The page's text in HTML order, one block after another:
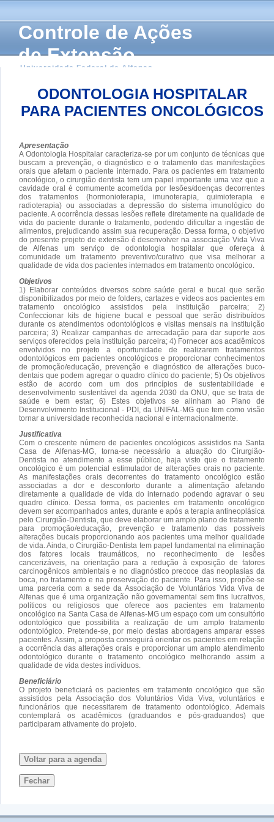
Controle de Ações
de Extensão
Universidade Federal de Alfenas
ODONTOLOGIA HOSPITALAR
PARA PACIENTES ONCOLÓGICOS
Apresentação
A Odontologia Hospitalar caracteriza-se por um conjunto de técnicas que
buscam a prevenção, o diagnóstico e o tratamento das manifestações
orais que afetam o paciente internado. Para os pacientes em tratamento
oncológico, o cirurgião dentista tem um papel importante uma vez que a
cavidade oral é comumente acometida por lesões/doenças decorrentes
dos tratamentos (hormonioterapia, imunoterapia, quimioterapia e
radioterapia) ou associadas a depressão do sistema imunológico do
paciente. A ocorrência dessas lesões reflete diretamente na qualidade de
vida do paciente durante o tratamento, podendo dificultar a ingestão de
alimentos, prejudicando assim sua recuperação. Dessa forma, o objetivo
do presente projeto de extensão é desenvolver na associação Vida Viva
de Alfenas um serviço de odontologia hospitalar que ofereça à
comunidade um tratamento preventivo/curativo que visa melhorar a
qualidade de vida dos pacientes internados em tratamento oncológico.
Objetivos
1) Elaborar conteúdos diversos sobre saúde geral e bucal que serão
disponibilizados por meio de folders, cartazes e vídeos aos pacientes em
tratamento oncológico assistidos pela instituição parceira; 2)
Confeccionar kits de higiene bucal e pessoal que serão distribuídos
durante os atendimentos odontológicos e visitas mensais na instituição
parceira; 3) Realizar campanhas de arrecadação para dar suporte aos
serviços oferecidos pela instituição parceira; 4) Fornecer aos acadêmicos
envolvidos no projeto a oportunidade de realizarem tratamentos
odontológicos em pacientes oncológicos e proporcionar conhecimentos
de promoção/educação, prevenção e diagnóstico de alterações buco-
dentais que podem agregar o quadro clínico do paciente; 5) Os objetivos
estão de acordo com um dos princípios de sustentabilidade e
desenvolvimento sustentável da agenda 2030 da ONU, que se trata de
saúde e bem estar; 6) Estes objetivos se alinham ao Plano de
Desenvolvimento Institucional - PDI, da UNIFAL-MG que tem como visão
tornar a universidade reconhecida nacional e internacionalmente.
Justificativa
Com o crescente número de pacientes oncológicos assistidos na Santa
Casa de Alfenas-MG, torna-se necessário a atuação do Cirurgião-
Dentista no atendimento a esse público, haja visto que o tratamento
oncológico é um potencial estimulador de alterações orais no paciente.
As manifestações orais decorrentes do tratamento oncológico estão
associadas a dor e desconforto durante a alimentação afetando
diretamente a qualidade de vida do internado podendo agravar o seu
quadro clínico. Dessa forma, os pacientes em tratamento oncológico
devem ser acompanhados antes, durante e após a terapia antineoplásica
pelo Cirurgião-Dentista, que deve elaborar um amplo plano de tratamento
para promoção/educação, prevenção e tratamento das possíveis
alterações bucais proporcionando aos pacientes uma melhor qualidade
de vida. Ainda, o Cirurgião-Dentista tem papel fundamental na eliminação
dos fatores locais traumáticos, no reconhecimento de lesões
cancerizáveis, na orientação para a redução à exposição de fatores
carcinogênicos ambientais e no diagnóstico precoce das neoplasias da
boca, no tratamento e na proservação do paciente. Para isso, propõe-se
uma parceria com a sede da Associação de Voluntários Vida Viva de
Alfenas que é uma organização não governamental sem fins lucrativos,
políticos ou religiosos que oferece aos pacientes em tratamento
oncológico na Santa Casa de Alfenas-MG um espaço com um consultório
odontológico que possibilita a realização de um amplo tratamento
odontológico. Pretende-se, por meio destas abordagens amparar esses
pacientes. Assim, a proposta conseguirá orientar os pacientes em relação
a ocorrência das alterações orais e proporcionar um amplo atendimento
odontológico durante o tratamento oncológico melhorando assim a
qualidade de vida destes indivíduos.
Beneficiário
O projeto beneficiará os pacientes em tratamento oncológico que são
assistidos pela Associação dos Voluntários Vida Viva, voluntários e
funcionários que necessitarem de tratamento odontológico. Ademais
contemplará os acadêmicos (graduandos e pós-graduandos) que
participaram ativamente do projeto.
Voltar para a agenda
Fechar